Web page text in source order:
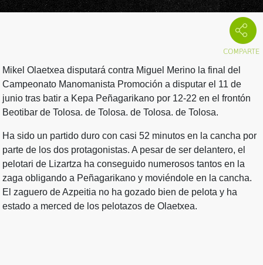
Mikel Olaetxea disputará contra Miguel Merino la final del
Campeonato Manomanista Promoción a disputar el 11 de
junio tras batir a Kepa Peñagarikano por 12-22 en el frontón
Beotibar de Tolosa. de Tolosa. de Tolosa. de Tolosa.
Ha sido un partido duro con casi 52 minutos en la cancha por
parte de los dos protagonistas. A pesar de ser delantero, el
pelotari de Lizartza ha conseguido numerosos tantos en la
zaga obligando a Peñagarikano y moviéndole en la cancha.
El zaguero de Azpeitia no ha gozado bien de pelota y ha
estado a merced de los pelotazos de Olaetxea.